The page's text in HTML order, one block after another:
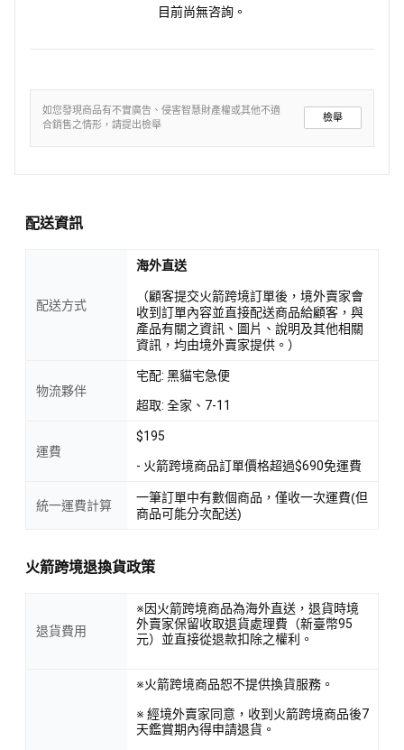
目前尚無咨詢。
如您發現商品有不實廣告、侵害智慧財產權或其他不適
合銷售之情形，請提出檢舉
檢舉
配送資訊
配送方式
海外直送
（顧客提交火箭跨境訂單後，境外賣家會
收到訂單內容並直接配送商品給顧客，與
產品有關之資訊、圖片、說明及其他相關
資訊，均由境外賣家提供。）
物流夥伴
宅配: 黑貓宅急便
超取: 全家、7-11
運費
$195
- 火箭跨境商品訂單價格超過$690免運費
統一運費計算
一筆訂單中有數個商品，僅收一次運費(但
商品可能分次配送)
火箭跨境退換貨政策
退貨費用
※因火箭跨境商品為海外直送，退貨時境
外賣家保留收取退貨處理費（新臺幣95
元）並直接從退款扣除之權利。
※火箭跨境商品恕不提供換貨服務。
※ 經境外賣家同意，收到火箭跨境商品後7
天鑑賞期內得申請退貨。